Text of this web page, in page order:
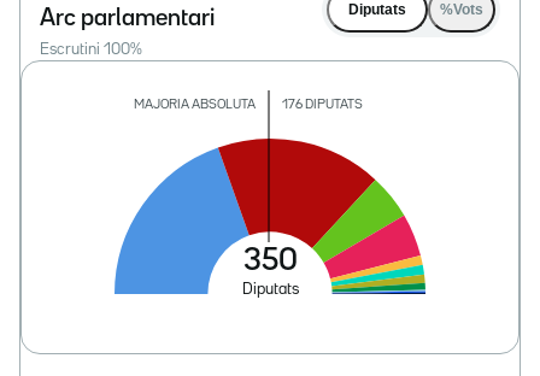
Arc parlamentari
Escrutini 100%
Diputats %Vots